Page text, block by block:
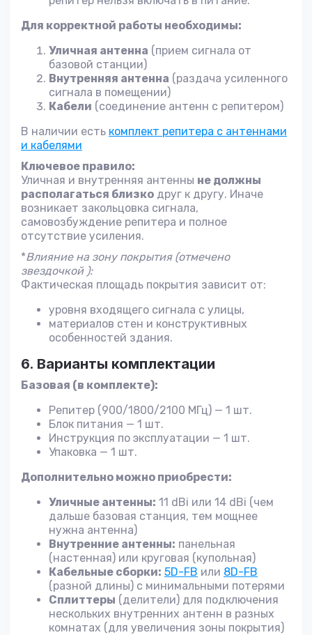
Для корректной работы необходимы:
Уличная антенна (прием сигнала от
базовой станции)
Внутренняя антенна (раздача усиленного
сигнала в помещении)
Кабели (соединение антенн с репитером)
В наличии есть комплект репитера с антеннами
и кабелями
Ключевое правило:
Уличная и внутренняя антенны не должны
располагаться близко друг к другу. Иначе
возникает закольцовка сигнала,
самовозбуждение репитера и полное
отсутствие усиления.
*Влияние на зону покрытия (отмечено
звездочкой ):
Фактическая площадь покрытия зависит от:
уровня входящего сигнала с улицы,
материалов стен и конструктивных
особенностей здания.
6. Варианты комплектации
Базовая (в комплекте):
Репитер (900/1800/2100 МГц) — 1 шт.
Блок питания — 1 шт.
Инструкция по эксплуатации — 1 шт.
Упаковка — 1 шт.
Дополнительно можно приобрести:
Уличные антенны: 11 dBi или 14 dBi (чем
дальше базовая станция, тем мощнее
нужна антенна)
Внутренние антенны: панельная
(настенная) или круговая (купольная)
Кабельные сборки: 5D-FB или 8D-FB
(разной длины) с минимальными потерями
Сплиттеры (делители) для подключения
нескольких внутренних антенн в разных
комнатах (для увеличения зоны покрытия)